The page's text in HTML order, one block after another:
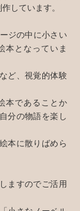
しています。
ジの中に小さい
本となっていま
ど、視覚的体験
本であることか
分の物語を楽し
本に散りばめら
ますのでご活用